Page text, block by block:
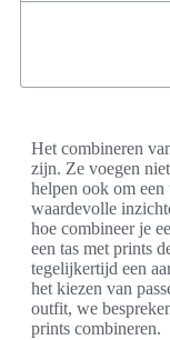
Het combineren
zijn. Ze voegen
helpen ook om
waardevolle
hoe combineer je
een tas met prints
tegelijkertijd een
het kiezen van
outfit, we
prints combineren.